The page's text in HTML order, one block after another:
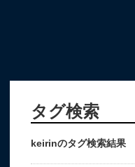
タグ検索
keirinのタグ検索結果